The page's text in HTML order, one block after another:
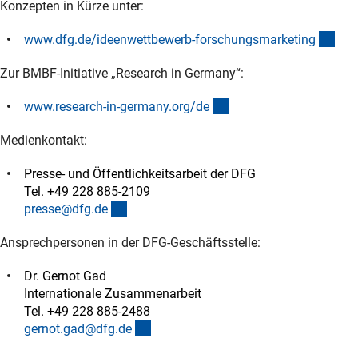
Konzepten in Kürze unter:
www.dfg.de/ideenwettbewerb-forschungsmarketing
Zur BMBF-Initiative „Research in Germany“:
www.research-in-germany.org/de
Medienkontakt:
Presse- und Öffentlichkeitsarbeit der DFG
Tel. +49 228 885-2109
presse@dfg.de
Ansprechpersonen in der DFG-Geschäftsstelle:
Dr. Gernot Gad
Internationale Zusammenarbeit
Tel. +49 228 885-2488
gernot.gad@dfg.de